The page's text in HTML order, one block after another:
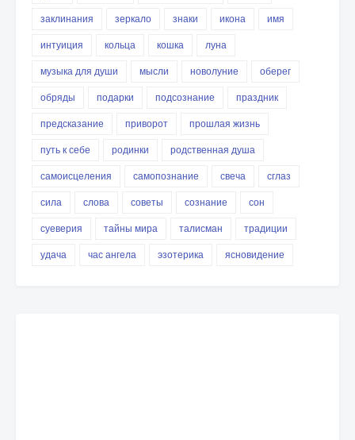
заклинания
зеркало знаки икона
имя
интуиция
кольца кошка
луна
музыка для души
мысли новолуние
оберег
обряды
подарки подсознание
праздник
предсказание
приворот
прошлая жизнь
путь к себе
родинки
родственная душа
самоисцеления
самопознание свеча
сглаз
сила
слова советы сознание
сон
суеверия
тайны мира талисман
традиции
удача
час ангела эзотерика ясновидение